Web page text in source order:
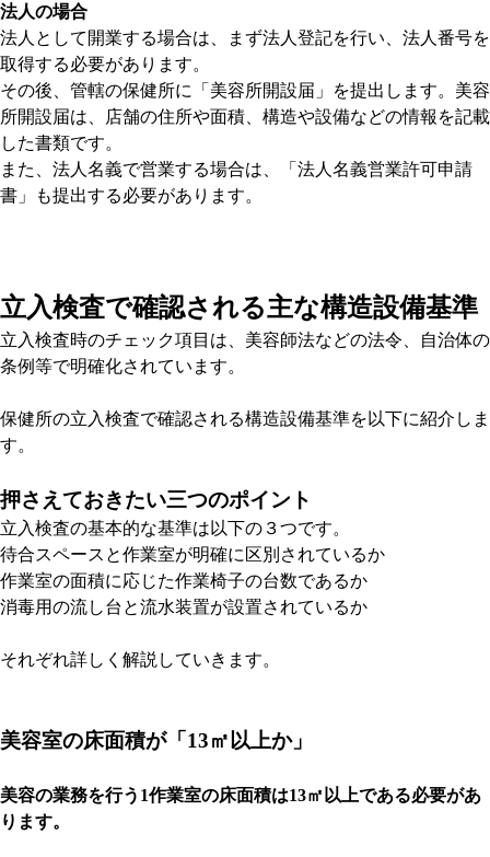
法人の場合
法人として開業する場合は、まず法人登記を行い、法人番号を
取得する必要があります。
その後、管轄の保健所に「美容所開設届」を提出します。美容
所開設届は、店舗の住所や面積、構造や設備などの情報を記載
した書類です。
また、法人名義で営業する場合は、「法人名義営業許可申請
書」も提出する必要があります。
立入検査で確認される主な構造設備基準
立入検査時のチェック項目は、美容師法などの法令、自治体の
条例等で明確化されています。
保健所の立入検査で確認される構造設備基準を以下に紹介しま
す。
押さえておきたい三つのポイント
立入検査の基本的な基準は以下の３つです。
待合スペースと作業室が明確に区別されているか
作業室の面積に応じた作業椅子の台数であるか
消毒用の流し台と流水装置が設置されているか
それぞれ詳しく解説していきます。
美容室の床面積が「13㎡以上か」
美容の業務を行う1作業室の床面積は13㎡以上である必要があ
ります。